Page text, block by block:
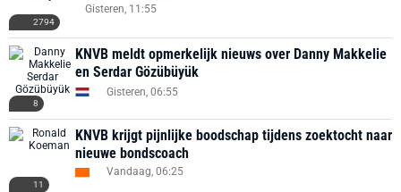
2794
Gisteren, 11:55
8
KNVB meldt opmerkelijk nieuws over Danny Makkelie
en Serdar Gözübüyük
Gisteren, 06:55
11
KNVB krijgt pijnlijke boodschap tijdens zoektocht naar
nieuwe bondscoach
Vandaag, 06:25